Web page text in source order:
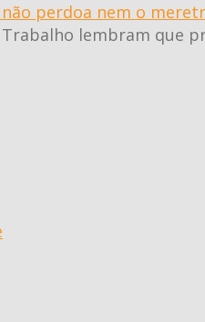
não perdoa nem o
lembram que